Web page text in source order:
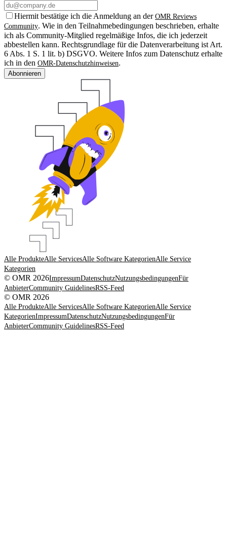
Hiermit bestätige ich die Anmeldung an der OMR Reviews
Community. Wie in den Teilnahmebedingungen beschrieben, erhalte
ich als Community-Mitglied regelmäßige Infos, die ich jederzeit
abbestellen kann. Rechtsgrundlage für die Datenverarbeitung ist Art.
6 Abs. 1 S. 1 lit. b) DSGVO. Weitere Infos zum Datenschutz erhalte
ich in den OMR-Datenschutzhinweisen.
Abonnieren
Alle ProdukteAlle ServicesAlle Software KategorienAlle Service
Kategorien
© OMR 2026ImpressumDatenschutzNutzungsbedingungenFür
AnbieterCommunity GuidelinesRSS-Feed
© OMR 2026
Alle ProdukteAlle ServicesAlle Software KategorienAlle Service
KategorienImpressumDatenschutzNutzungsbedingungenFür
AnbieterCommunity GuidelinesRSS-Feed